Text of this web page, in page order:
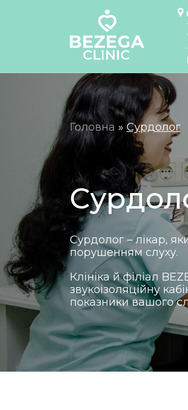
Головна » Сурдолог
Сурдолог – лікар,
порушенням слуху.
Клініка й філіал
звукоізоляційну
показники вашого